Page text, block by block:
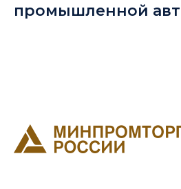
промышленной